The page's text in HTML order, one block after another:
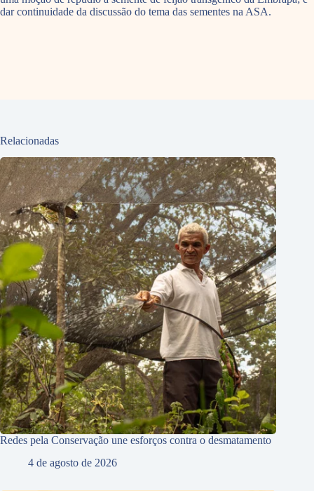
dar continuidade da discussão do tema das sementes na ASA.
Relacionadas
Redes pela Conservação une esforços contra o desmatamento
4 de agosto de 2026